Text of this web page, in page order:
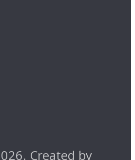
Created by